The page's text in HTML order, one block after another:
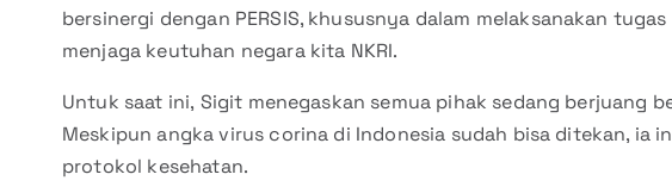
bersinergi dengan PERSIS, khususnya dalam melaksanakan
menjaga keutuhan negara kita NKRI.
Untuk saat ini, Sigit menegaskan semua pihak sedang berjuang
Meskipun angka virus corina di Indonesia sudah bisa ditekan, ia
protokol kesehatan.